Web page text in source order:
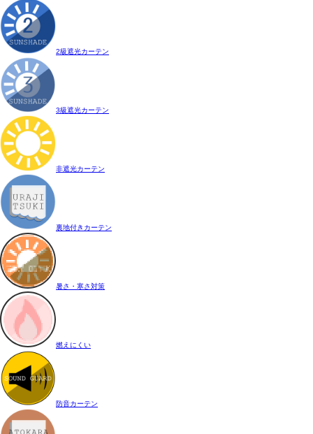
2級遮光カーテン
3級遮光カーテン
非遮光カーテン
裏地付きカーテン
暑さ・寒さ対策
燃えにくい
防音カーテン